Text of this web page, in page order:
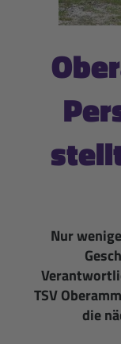
Nur
TSV
die